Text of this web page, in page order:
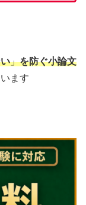
」を防ぐ小論文
ます